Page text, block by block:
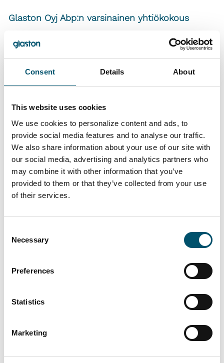
Consent Details About
This website uses cookies
We use cookies to personalize content and ads, to
provide social media features and to analyse our traffic.
We also share information about your use of our site with
our social media, advertising and analytics partners who
may combine it with other information that you’ve
provided to them or that they’ve collected from your use
of their services.
Selection
Necessary
Preferences
Statistics
Marketing
Glaston Oyj Abp:n varsinainen yhtiökokous
Glaston Oyj Abp:n varsinainen yhtiökokous
pidettiin 13.4.2021 Helsingissä. Yhtiökokous
vahvisti tilikauden 1.1.–31.12.2020 tilinpäätöksen
ja konsernitilinpäätöksen, ja myönsi
toimitusjohtajille tilikaudelta 1.1.–31.12.2020.
Hallituksen ehdotuksen mukaisesti
yhtiökokous päätti, että 31.12.2020
päättyneeltä tilikaudelta vahvistetun taseen
perusteella maksetaan pääomanpalautusta
0,02 euroa osakkeelta.
Pääomanpalautus maksetaan
täsmäytyspäivänä 15.4.2021 merkittynä
osakasluetteloon. Pääomanpalautuksen
täältä.
virtuaalisesta osakkeenomistajien